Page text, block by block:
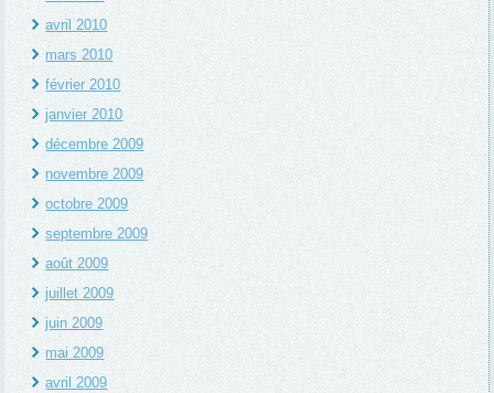
avril 2010
mars 2010
février 2010
janvier 2010
décembre 2009
novembre 2009
octobre 2009
septembre 2009
août 2009
juillet 2009
juin 2009
mai 2009
avril 2009